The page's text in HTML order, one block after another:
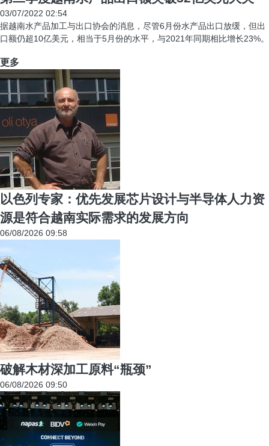
03/07/2022 02:54
据越南水产品加工与出口协会的消息，尽管6月份水产品出口放缓，但出
口额仍超10亿美元，相当于5月份的水平，与2021年同期相比增长23%。
更多
以色列专家：优先发展芯片设计与半导体人力资
源是符合越南实际需求的发展方向
06/08/2026 09:58
破解木材深加工原料“瓶颈”
06/08/2026 09:50